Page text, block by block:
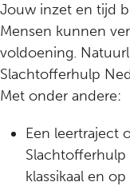
Jouw inzet en tijd
Mensen kunnen
voldoening.
Slachtofferhulp
Met onder andere:
Een leertraject
Slachtofferhulp
klassikaal en